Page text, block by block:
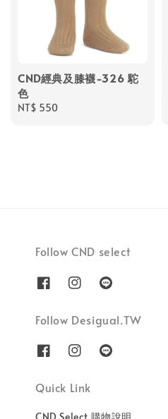
CND經典及膝襪-326 駝
色
Regular
NT$ 550
Follow CND select
Follow Desigual.TW
Quick Link